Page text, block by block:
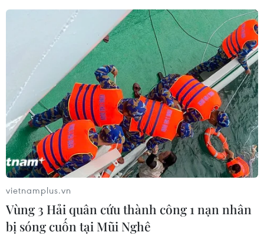
vietnamplus.vn
Vùng 3 Hải quân cứu thành công 1 nạn nhân
bị sóng cuốn tại Mũi Nghê